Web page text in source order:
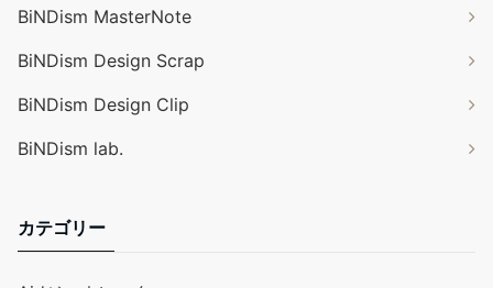
BiNDism MasterNote
BiNDism Design Scrap
BiNDism Design Clip
BiNDism lab.
カテゴリー